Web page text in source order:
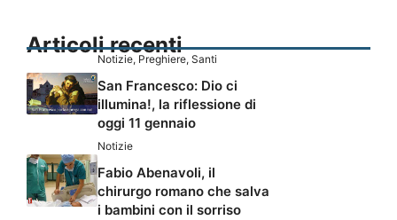
Articoli recenti
Notizie, Preghiere, Santi
San Francesco: Dio ci
illumina!, la riflessione di
oggi 11 gennaio
Notizie
Fabio Abenavoli, il
chirurgo romano che salva
i bambini con il sorriso